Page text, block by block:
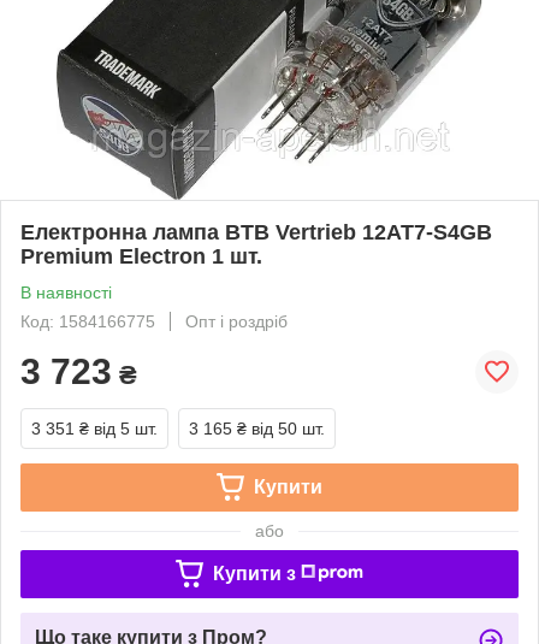
Електронна лампа BTB Vertrieb 12AT7-S4GB
Premium Electron 1 шт.
В наявності
Код: 1584166775
Опт і роздріб
3 723 ₴
3 351 ₴ від 5 шт. 3 165 ₴ від 50 шт.
Купити
або
Купити з
Що таке купити з Пром?